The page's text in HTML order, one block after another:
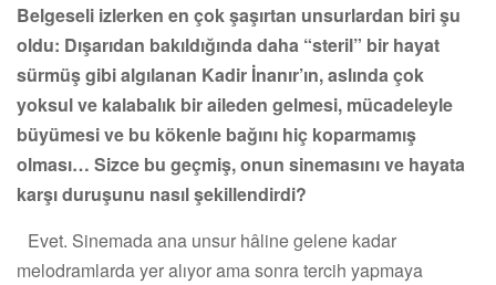
Belgeseli izlerken en çok şaşırtan unsurlardan biri şu
oldu: Dışarıdan bakıldığında daha “steril” bir hayat
sürmüş gibi algılanan Kadir İnanır’ın, aslında çok
yoksul ve kalabalık bir aileden gelmesi, mücadeleyle
büyümesi ve bu kökenle bağını hiç koparmamış
olması… Sizce bu geçmiş, onun sinemasını ve hayata
karşı duruşunu nasıl şekillendirdi?
Evet. Sinemada ana unsur hâline gelene kadar
melodramlarda yer alıyor ama sonra tercih yapmaya